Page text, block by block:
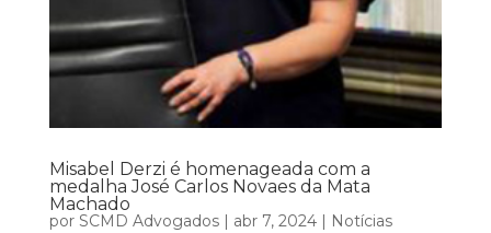
Misabel Derzi é homenageada com a
medalha José Carlos Novaes da Mata
Machado
por SCMD Advogados| abr 7, 2024| Notícias